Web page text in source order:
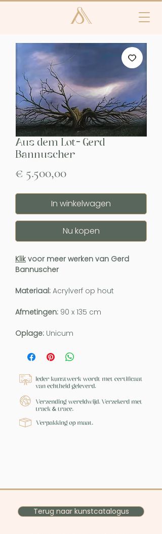
Aus dem Lot- Gerd
Bannuscher
€ 5.500,00Prijs
In winkelwagen
Nu kopen
Klik voor meer werken van Gerd
Bannuscher
Materiaal: Acrylverf op hout
Afmetingen: 90 x 135 cm
Oplage: Unicum
Terug naar kunstcatalogus